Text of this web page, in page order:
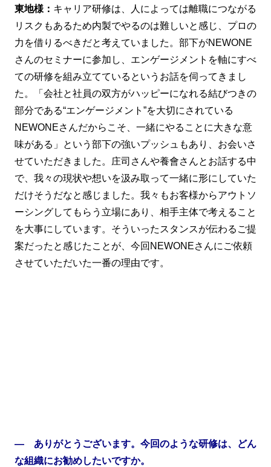
東地様： キャリア研修は、人によっては離職につながる
リスクもあるため内製でやるのは難しいと感じ、プロの
力を借りるべきだと考えていました。部下がNEWONE
さんのセミナーに参加し、エンゲージメントを軸にすべ
ての研修を組み立てているというお話を伺ってきまし
た。「会社と社員の双方がハッピーになれる結びつきの
部分である“エンゲージメント”を大切にされている
NEWONEさんだからこそ、一緒にやることに大きな意
味がある」という部下の強いプッシュもあり、お会いさ
せていただきました。庄司さんや養會さんとお話する中
で、我々の現状や想いを汲み取って一緒に形にしていた
だけそうだなと感じました。我々もお客様からアウトソ
ーシングしてもらう立場にあり、相手主体で考えること
を大事にしています。そういったスタンスが伝わるご提
案だったと感じたことが、今回NEWONEさんにご依頼
させていただいた一番の理由です。
― ありがとうございます。今回のような研修は、どん
な組織にお勧めしたいですか。